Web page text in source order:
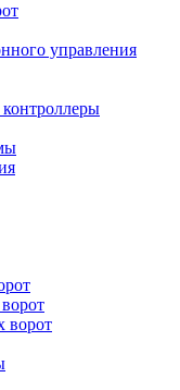
управления
ворот